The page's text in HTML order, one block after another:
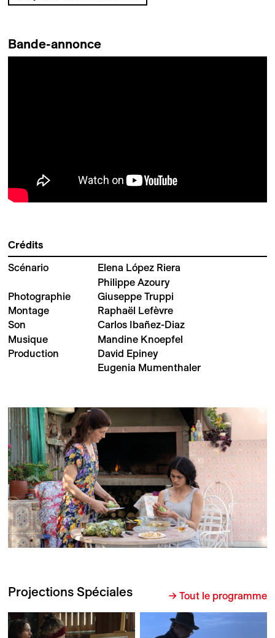
Bande-annonce
Crédits
Scénario
Elena López Riera
Philippe Azoury
Photographie
Giuseppe Truppi
Montage
Raphaël Lefèvre
Son
Carlos Ibañez-Diaz
Musique
Mandine Knoepfel
Production
David Epiney
Eugenia Mumenthaler
Projections Spéciales → Tout le programme